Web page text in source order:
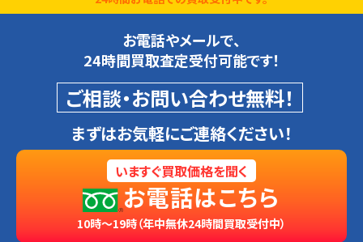
お電話やメールで、
24時間買取査定受付可能です！
ご相談・お問い合わせ無料！
まずはお気軽にご連絡ください！
いますぐ買取価格を聞く
お電話はこちら
10時～19時（年中無休24時間買取受付中）